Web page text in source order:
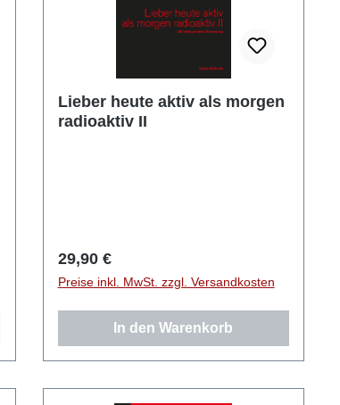
Lieber heute aktiv als morgen
radioaktiv II
Regulärer Preis:
29,90 €
Preise inkl. MwSt. zzgl. Versandkosten
In den Warenkorb